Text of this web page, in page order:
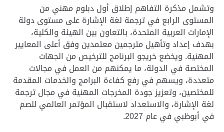
وتشمل مذكرة التفاهم إطلاق أول دبلوم مهني من
المستوى الرابع في ترجمة لغة الإشارة على مستوى دولة
الإمارات العربية المتحدة، بالتعاون بين الهيئة والكلية،
بهدف إعداد وتأهيل مترجمين معتمدين وفق أعلى المعايير
المهنية. ويخضع خريجو البرنامج للترخيص من الجهات
المختصة في الدولة، ما يمكنهم من العمل في مجالات
متعددة، ويسهم في رفع كفاءة البرامج والخدمات المقدمة
للمختصين، وتعزيز جودة المخرجات المهنية في مجال ترجمة
لغة الإشارة، والاستعداد لاستقبال المؤتمر العالمي للصم
في أبوظبي في عام 2027.